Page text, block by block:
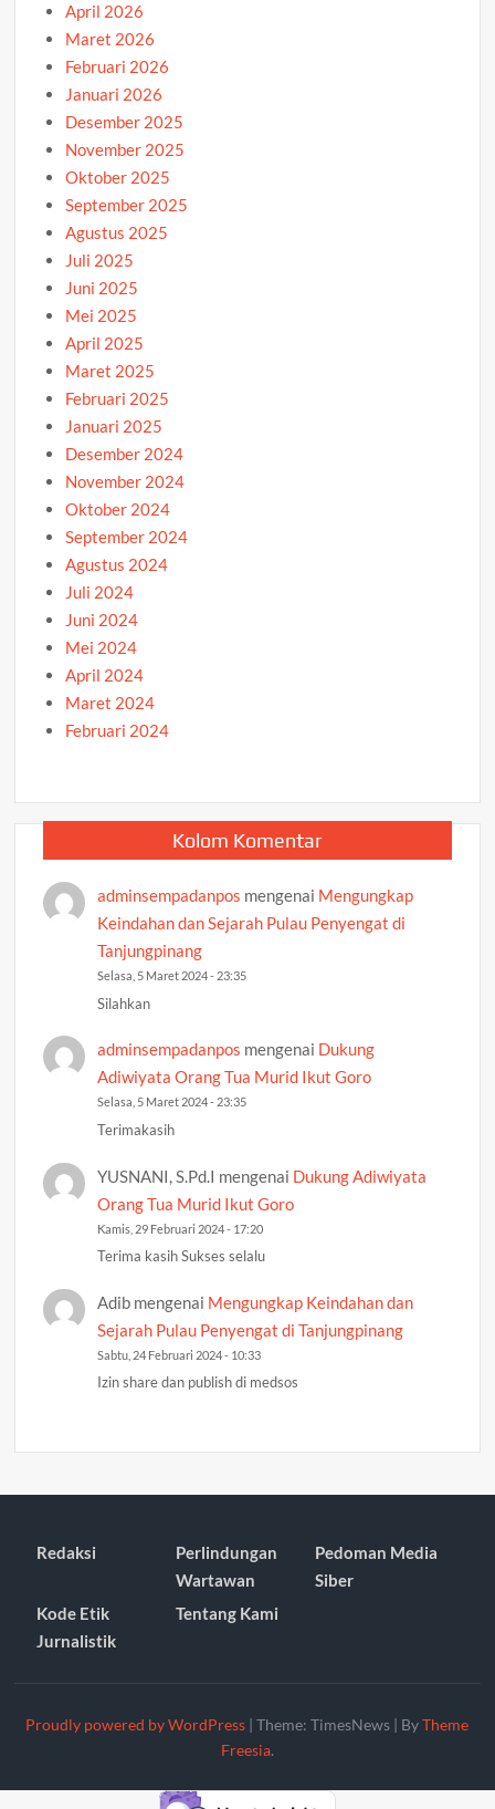
April 2026
Maret 2026
Februari 2026
Januari 2026
Desember 2025
November 2025
Oktober 2025
September 2025
Agustus 2025
Juli 2025
Juni 2025
Mei 2025
April 2025
Maret 2025
Februari 2025
Januari 2025
Desember 2024
November 2024
Oktober 2024
September 2024
Agustus 2024
Juli 2024
Juni 2024
Mei 2024
April 2024
Maret 2024
Februari 2024
Kolom Komentar
adminsempadanpos mengenai Mengungkap
Keindahan dan Sejarah Pulau Penyengat di
Tanjungpinang
Selasa, 5 Maret 2024 - 23:35
Silahkan
adminsempadanpos mengenai Dukung
Adiwiyata Orang Tua Murid Ikut Goro
Selasa, 5 Maret 2024 - 23:35
Terimakasih
YUSNANI, S.Pd.I mengenai Dukung Adiwiyata
Orang Tua Murid Ikut Goro
Kamis, 29 Februari 2024 - 17:20
Terima kasih Sukses selalu
Adib mengenai Mengungkap Keindahan dan
Sejarah Pulau Penyengat di Tanjungpinang
Sabtu, 24 Februari 2024 - 10:33
Izin share dan publish di medsos
Redaksi
Perlindungan
Wartawan
Pedoman Media
Siber
Kode Etik
Jurnalistik
Tentang Kami
Proudly powered by WordPress |Theme: TimesNews | ByTheme
Freesia.